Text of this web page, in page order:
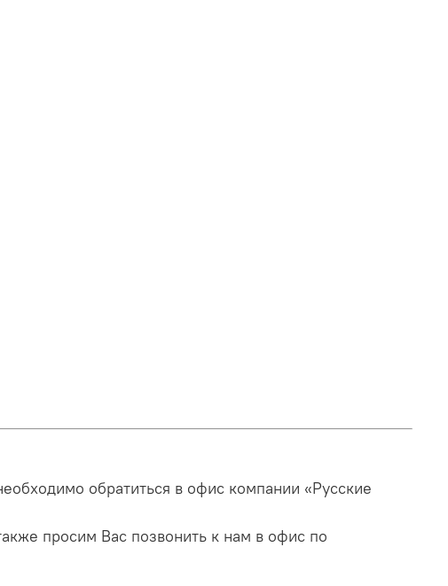
обратиться в офис компании «Русские
просим Вас позвонить к нам в офис по